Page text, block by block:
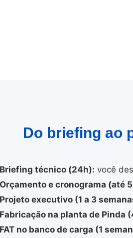
Do briefing ao
Briefing técnico (24h): você
Orçamento e cronograma (até
Projeto executivo (1 a 3
Fabricação na planta de Pinda
FAT no banco de carga (1